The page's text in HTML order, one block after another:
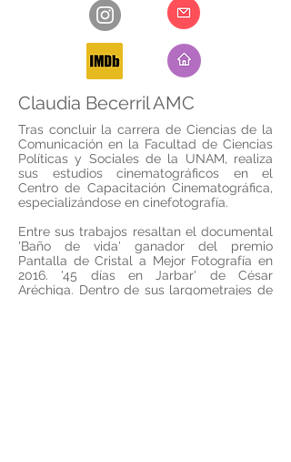
Claudia Becerril AMC
Tras concluir la carrera de Ciencias de la
Comunicación en la Facultad de Ciencias
Políticas y Sociales de la UNAM, realiza
sus estudios cinematográficos en el
Centro de Capacitación Cinematográfica,
especializándose en cinefotografía.
Entre sus trabajos resaltan el documental
'Baño de vida' ganador del premio
Pantalla de Cristal a Mejor Fotografía en
2016. '45 días en Jarbar' de César
Aréchiga. Dentro de sus largometrajes de